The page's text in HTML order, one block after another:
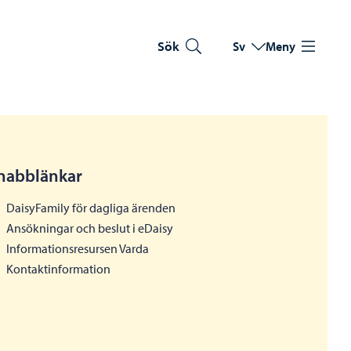
Sök Byt språk
Nuvarande språk:
Sv Meny
DaisyFamily för dagliga ärenden
Ansökningar och beslut i eDaisy
Informationsresursen Varda
Kontaktinformation